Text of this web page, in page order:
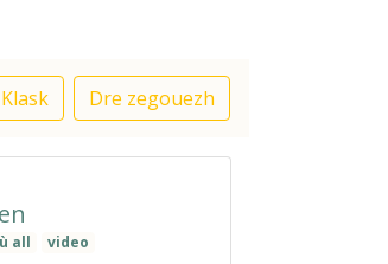
Klask Dre zegouezh
all video